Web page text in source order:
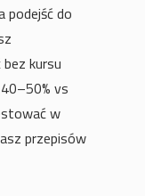
podejść do
kursu
vs
w
przepisów